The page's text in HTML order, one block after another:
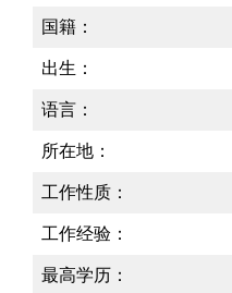
国籍：
出生：
语言：
所在地：
工作性质：
工作经验：
最高学历：